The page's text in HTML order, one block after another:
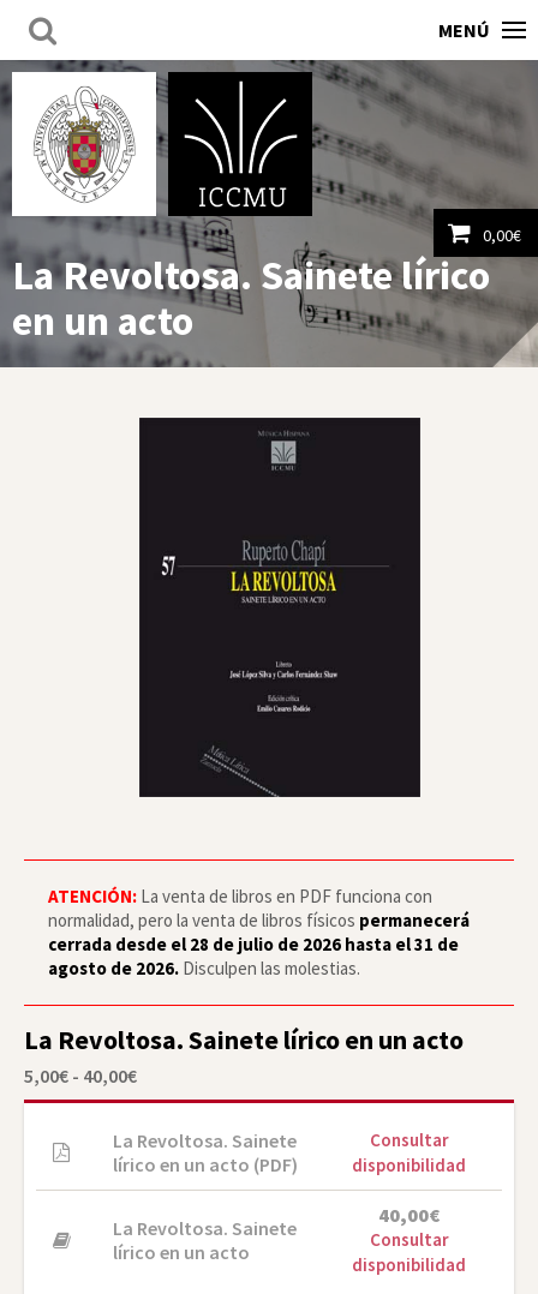
MENÚ
0,00€
Ver carrito
La Revoltosa. Sainete lírico
en un acto
ATENCIÓN: La venta de libros en PDF funciona con
normalidad, pero la venta de libros físicos permanecerá
cerrada desde el 28 de julio de 2026 hasta el 31 de
agosto de 2026. Disculpen las molestias.
La Revoltosa. Sainete lírico en un acto
5,00€ - 40,00€Rango
desde
5,00€
hasta
40,00€
La Revoltosa. Sainete
lírico en un acto (PDF)
Consultar
disponibilidad
La Revoltosa. Sainete
lírico en un acto
40,00€
Consultar
disponibilidad